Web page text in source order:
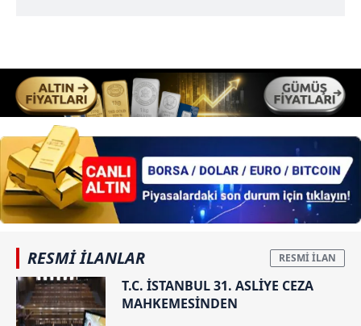
RESMİ İLANLAR
T.C. İSTANBUL 31. ASLİYE CEZA
MAHKEMESİNDEN